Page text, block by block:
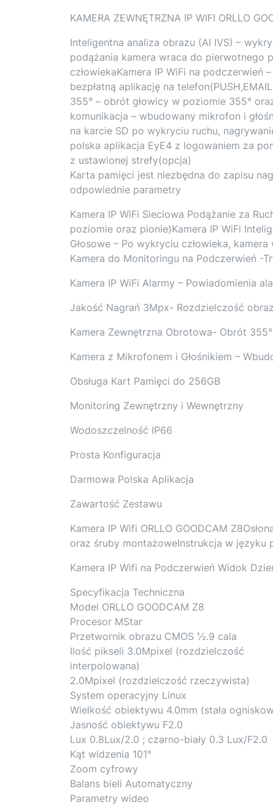
KAMERA ZEWNĘTRZNA IP WIFI ORLLO
Inteligentna analiza obrazu (AI IVS) –
podążania kamera wraca do pierwotnego
człowiekaKamera IP WiFi na
bezpłatną aplikację na
355° – obrót głowicy w poziomie 355°
komunikacja – wbudowany mikrofon i
na karcie SD po wykryciu ruchu,
polska aplikacja EyE4 z logowaniem za
z ustawionej strefy(opcja)
Karta pamięci jest niezbędna do zapisu
odpowiednie parametry
Kamera IP WiFi Sieciowa Podążanie za
poziomie oraz pionie)Kamera IP WiFi
Głosowe – Po wykryciu człowieka,
Kamera do Monitoringu na Podczerwień -
Kamera IP WiFi Alarmy – Powiadomienia
Jakość Nagrań 3Mpx- Rozdzielczość
Kamera Zewnętrzna Obrotowa- Obrót
Kamera z Mikrofonem i Głośnikiem –
Obsługa Kart Pamięci do 256GB
Monitoring Zewnętrzny i Wewnętrzny
Wodoszczelność IP66
Prosta Konfiguracja
Darmowa Polska Aplikacja
Zawartość Zestawu
Kamera IP Wifi ORLLO GOODCAM
oraz śruby montażoweInstrukcja w języku
Kamera IP Wifi na Podczerwień Widok
Specyfikacja Techniczna
Model ORLLO GOODCAM Z8
Procesor MStar
Przetwornik obrazu CMOS ½.9 cala
Ilość pikseli 3.0Mpixel (rozdzielczość
interpolowana)
2.0Mpixel (rozdzielczość rzeczywista)
System operacyjny Linux
Wielkość obiektywu 4.0mm (stała
Jasność obiektywu F2.0
Lux 0.8Lux/2.0 ; czarno-biały 0.3 Lux/F2.0
Kąt widzenia 101°
Zoom cyfrowy
Balans bieli Automatyczny
Parametry wideo